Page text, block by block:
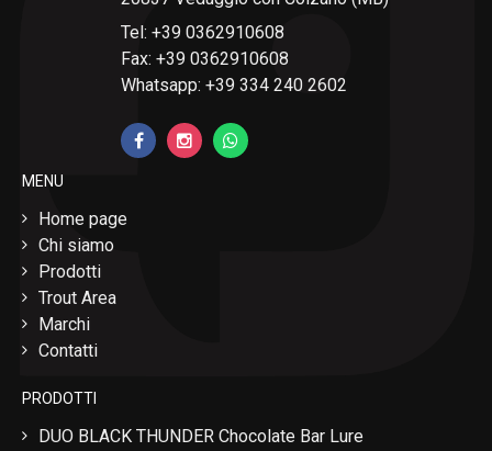
Tel: +39 0362910608
Fax: +39 0362910608
Whatsapp: +39 334 240 2602
MENU
Home page
Chi siamo
Prodotti
Trout Area
Marchi
Contatti
PRODOTTI
DUO BLACK THUNDER Chocolate Bar Lure